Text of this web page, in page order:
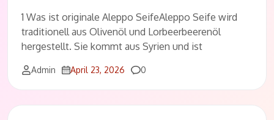
1 Was ist originale Aleppo SeifeAleppo Seife wird
traditionell aus Olivenöl und Lorbeerbeerenöl
hergestellt. Sie kommt aus Syrien und ist
Admin April 23, 2026 Comments
0